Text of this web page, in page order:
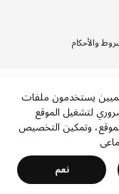
يستخدمون ملفات
لتشغيل الموقع
وتمكين التخصيص
نعم